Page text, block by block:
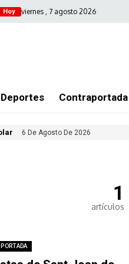
Hoy viernes , 7 agosto 2026
Deportes Contraportada
6 De Agosto De 2026
1
artículos
PORTADA